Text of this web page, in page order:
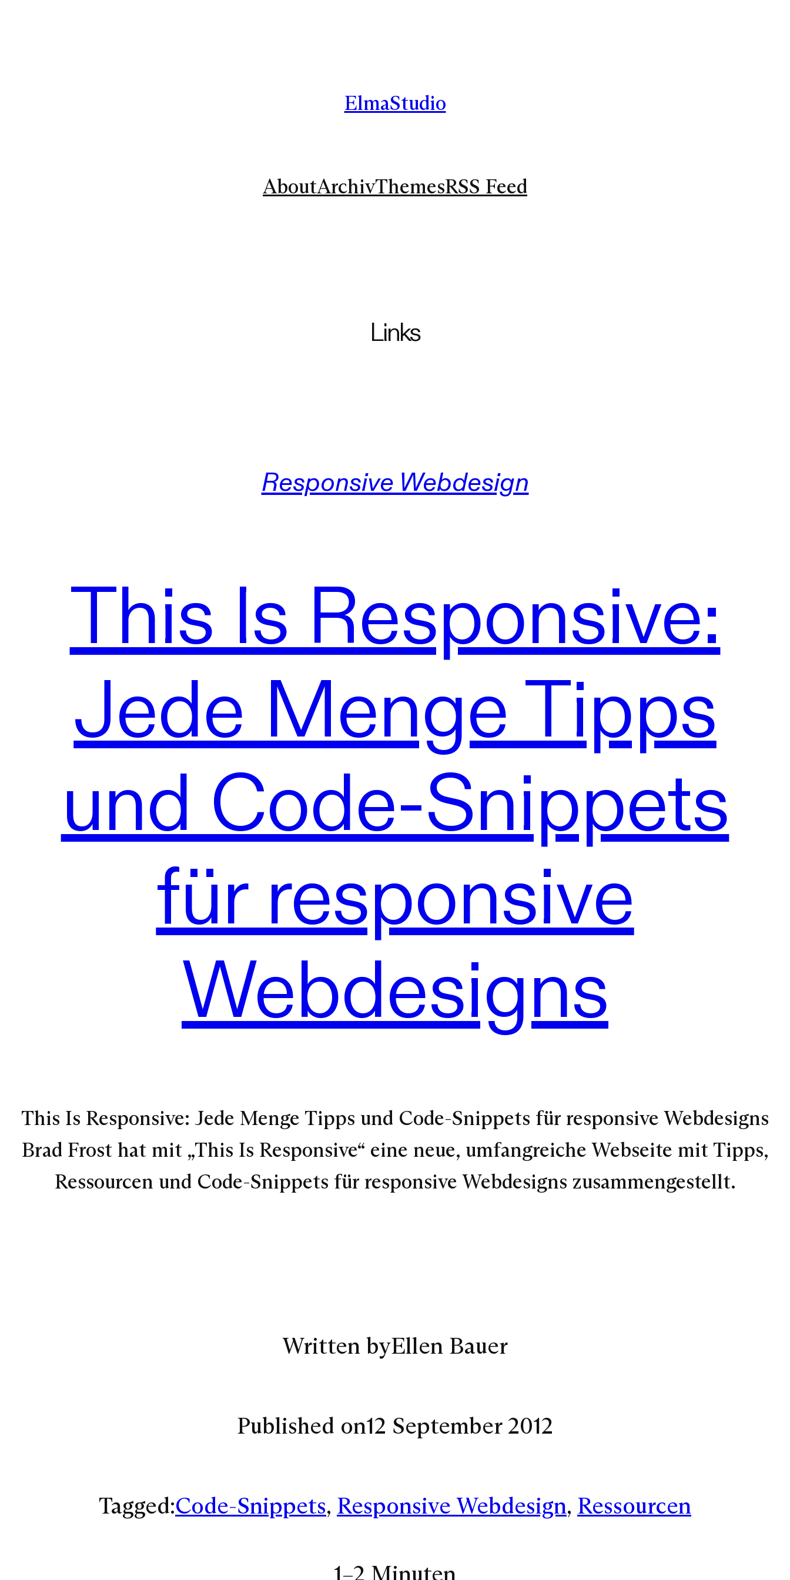
ElmaStudio
AboutArchivThemesRSS Feed
Links
Responsive Webdesign
This Is Responsive:
Jede Menge Tipps
und Code-Snippets
für responsive
Webdesigns
This Is Responsive: Jede Menge Tipps und Code-Snippets für responsive Webdesigns
Brad Frost hat mit „This Is Responsive“ eine neue, umfangreiche Webseite mit Tipps,
Ressourcen und Code-Snippets für responsive Webdesigns zusammengestellt.
Written byEllen Bauer
Published on12 September 2012
Tagged:Code-Snippets, Responsive Webdesign, Ressourcen
1–2 Minuten